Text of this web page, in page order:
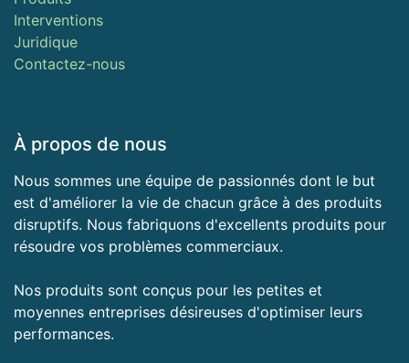
Interventions
Juridique
Contactez-nous
À propos de nous
Nous sommes une équipe de passionnés dont le but
est d'améliorer la vie de chacun grâce à des produits
disruptifs. Nous fabriquons d'excellents produits pour
résoudre vos problèmes commerciaux.
Nos produits sont conçus pour les petites et
moyennes entreprises désireuses d'optimiser leurs
performances.